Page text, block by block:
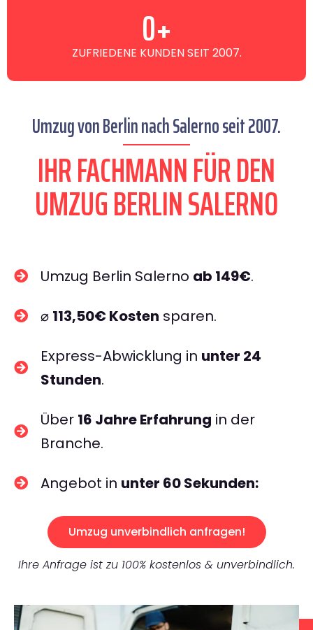
ZUFRIEDENE KUNDEN SEIT 2007.
0+
Umzug von Berlin nach Salerno seit 2007.
IHR FACHMANN FÜR DEN
UMZUG BERLIN SALERNO
Umzug Berlin Salerno ab 149€.
⌀ 113,50€ Kosten sparen.
Express-Abwicklung in unter 24
Stunden.
Über 16 Jahre Erfahrung in der
Branche.
Angebot in unter 60 Sekunden:
Umzug unverbindlich anfragen!
Ihre Anfrage ist zu 100% kostenlos & unverbindlich.